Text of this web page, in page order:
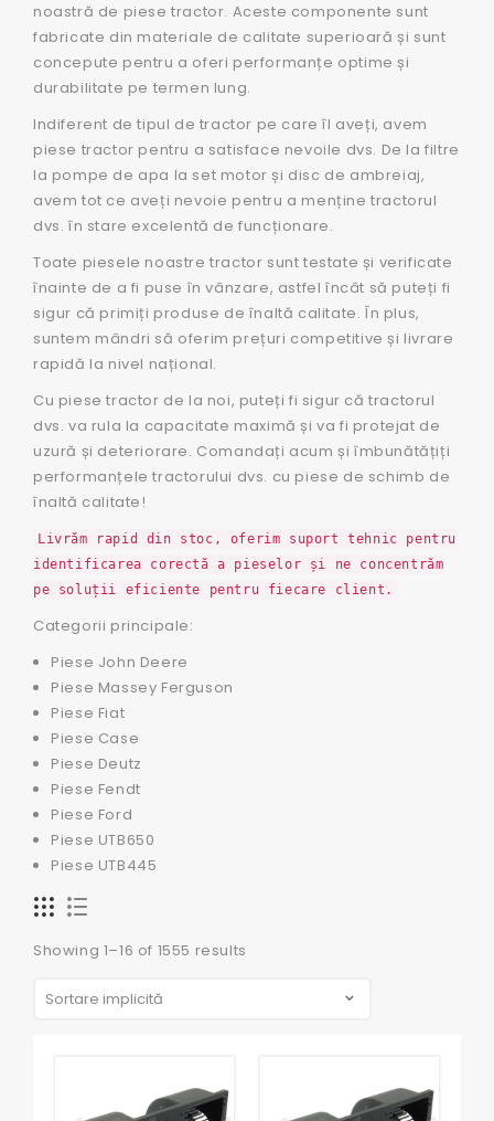
noastră de piese tractor. Aceste componente sunt
fabricate din materiale de calitate superioară și sunt
concepute pentru a oferi performanțe optime și
durabilitate pe termen lung.
Indiferent de tipul de tractor pe care îl aveți, avem
piese tractor pentru a satisface nevoile dvs. De la filtre
la pompe de apa la set motor și disc de ambreiaj,
avem tot ce aveți nevoie pentru a menține tractorul
dvs. în stare excelentă de funcționare.
Toate piesele noastre tractor sunt testate și verificate
înainte de a fi puse în vânzare, astfel încât să puteți fi
sigur că primiți produse de înaltă calitate. În plus,
suntem mândri să oferim prețuri competitive și livrare
rapidă la nivel național.
Cu piese tractor de la noi, puteți fi sigur că tractorul
dvs. va rula la capacitate maximă și va fi protejat de
uzură și deteriorare. Comandați acum și îmbunătățiți
performanțele tractorului dvs. cu piese de schimb de
înaltă calitate!
Livrăm rapid din stoc, oferim suport tehnic pentru
identificarea corectă a pieselor și ne concentrăm
pe soluții eficiente pentru fiecare client.
Categorii principale:
Piese John Deere
Piese Massey Ferguson
Piese Fiat
Piese Case
Piese Deutz
Piese Fendt
Piese Ford
Piese UTB650
Piese UTB445
Showing 1–16 of 1555 results